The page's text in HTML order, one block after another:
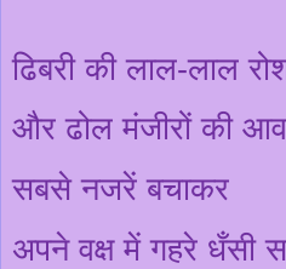
ढिबरी की लाल-लाल
और ढोल मंजीरों की
सबसे नजरें बचाकर
अपने वक्ष में गहरे धँसी